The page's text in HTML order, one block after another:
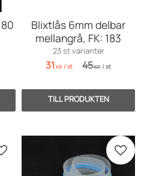
Blixtlås 6mm delbar
mellangrå, FK: 183
23 st varianter
31 KR /st 45KR /st
Lägg till i favoriter Lägg